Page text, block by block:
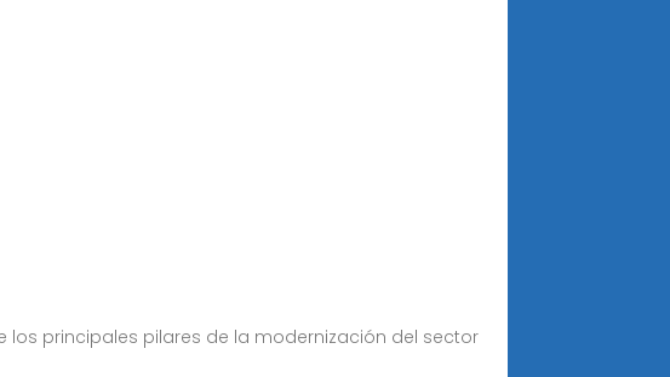
principales pilares de la modernización del sector